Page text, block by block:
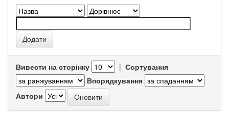
Вивести на сторінку | Сортування
Впорядкування
Автори